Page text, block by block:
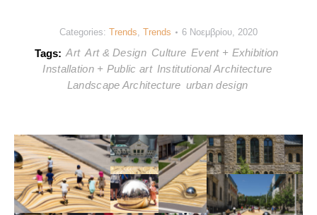
Categories: Trends Trends 6 Νοεμβρίου, 2020
Tags: Art Art & Design Culture Event + Exhibition
Installation + Public art Institutional Architecture
Landscape Architecture urban design